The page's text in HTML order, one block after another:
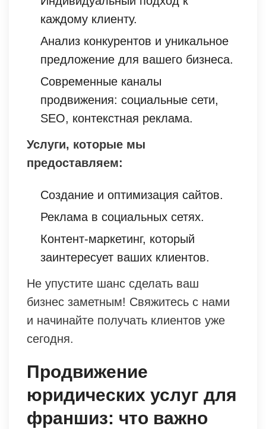
каждому клиенту.
Анализ конкурентов и уникальное
предложение для вашего бизнеса.
Современные каналы
продвижения: социальные сети,
SEO, контекстная реклама.
Услуги, которые мы
предоставляем:
Создание и оптимизация сайтов.
Реклама в социальных сетях.
Контент-маркетинг, который
заинтересует ваших клиентов.
Не упустите шанс сделать ваш
бизнес заметным! Свяжитесь с нами
и начинайте получать клиентов уже
сегодня.
Продвижение
юридических услуг для
франшиз: что важно